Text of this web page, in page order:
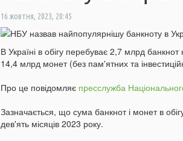
16 жовтня, 2023, 20:45
В Україні в обігу перебуває 2,7 млрд
14,4 млрд монет (без пам'ятних та
Про це повідомляє пресслужба
Зазначається, що сума банкнот і монет в
дев'ять місяців 2023 року.